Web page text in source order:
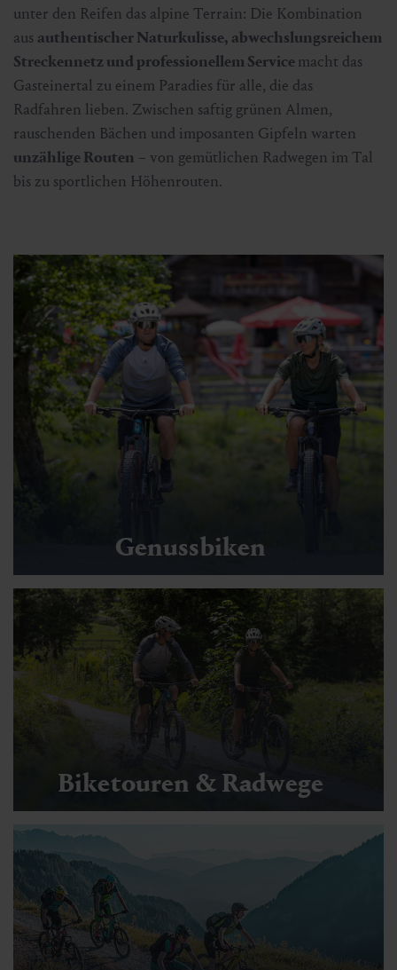
unter den Reifen das alpine Terrain: Die Kombination
aus authentischer Naturkulisse, abwechslungsreichem
Streckennetz und professionellem Servicemacht das
Gasteinertal zu einem Paradies für alle, die das
Radfahren lieben. Zwischen saftig grünen Almen,
rauschenden Bächen und imposanten Gipfeln warten
unzählige Routen – von gemütlichen Radwegen im Tal
bis zu sportlichen Höhenrouten.
Genussbiken
Biketouren & Radwege